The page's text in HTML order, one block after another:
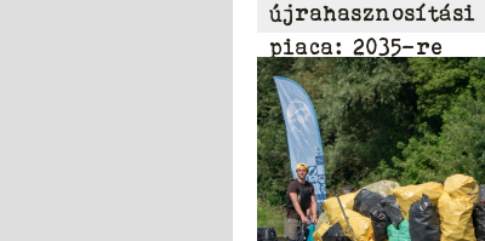
újrahasznosítási
piaca: 2035-re
elérheti a 31,95
milliárd dollárt